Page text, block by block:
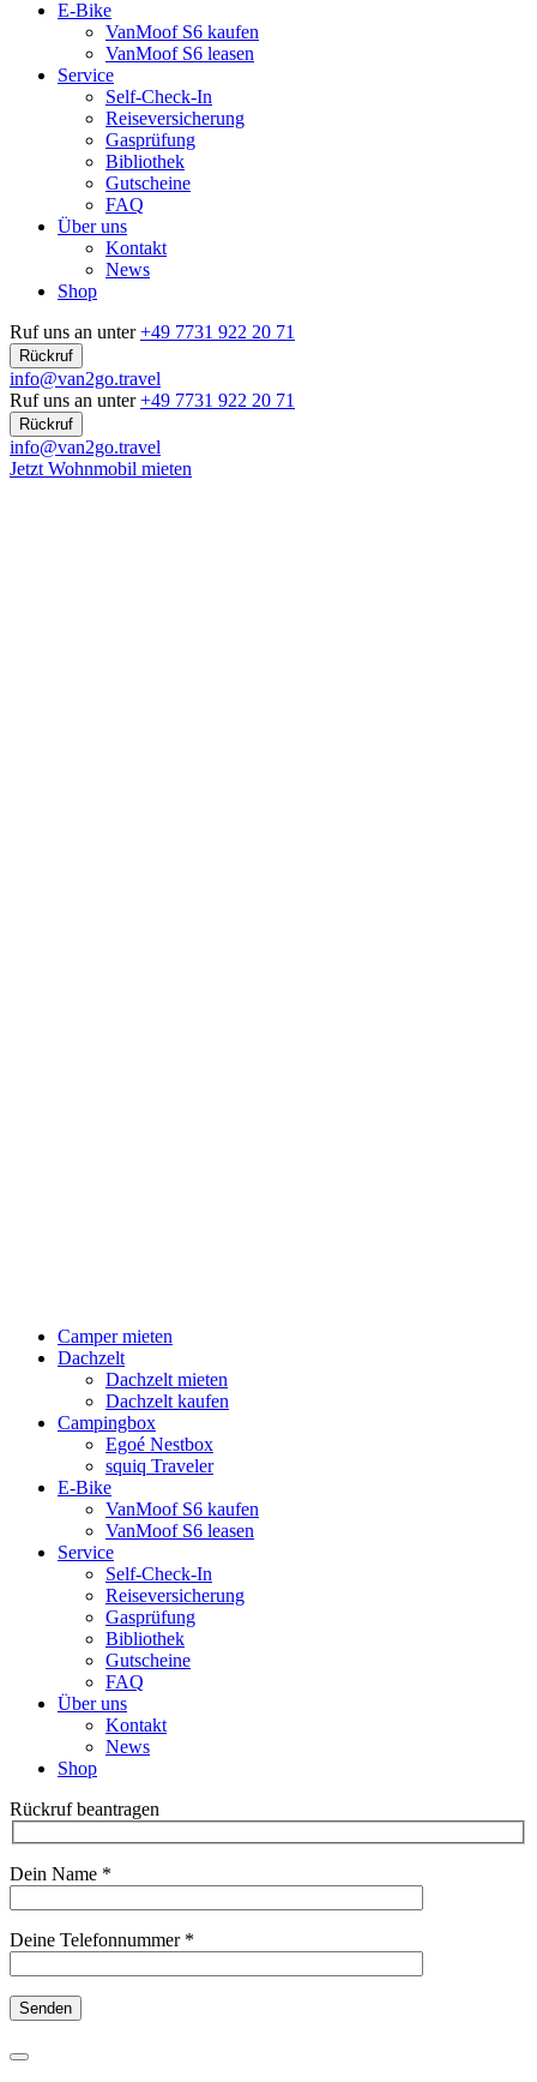
E-Bike
VanMoof S6 kaufen
VanMoof S6 leasen
Service
Self-Check-In
Reiseversicherung
Gasprüfung
Bibliothek
Gutscheine
FAQ
Über uns
Kontakt
News
Shop
Ruf uns an unter+49 7731 922 20 71
Rückruf
info@van2go.travel
Ruf uns an unter+49 7731 922 20 71
Rückruf
info@van2go.travel
Jetzt Wohnmobil mieten
Camper mieten
Dachzelt
Dachzelt mieten
Dachzelt kaufen
Campingbox
Egoé Nestbox
squiq Traveler
E-Bike
VanMoof S6 kaufen
VanMoof S6 leasen
Service
Self-Check-In
Reiseversicherung
Gasprüfung
Bibliothek
Gutscheine
FAQ
Über uns
Kontakt
News
Shop
Rückruf beantragen
Dein Name *
Deine Telefonnummer *